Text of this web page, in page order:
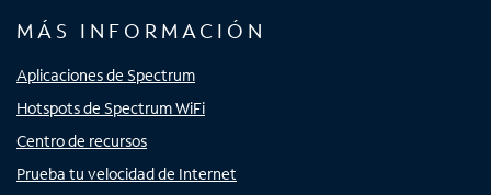
MÁS INFORMACIÓN
Aplicaciones de Spectrum
Hotspots de Spectrum WiFi
Centro de recursos
Prueba tu velocidad de Internet